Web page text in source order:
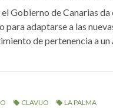
el Gobierno de Canarias
para adaptarse a las
de pertenencia a
CLAVIJO LA PALMA